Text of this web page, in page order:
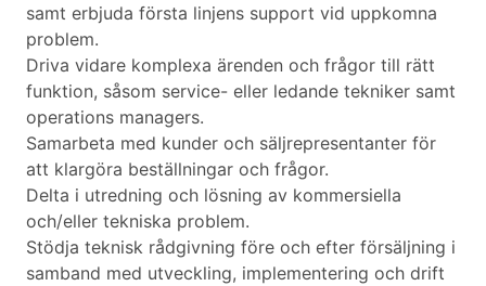
samt erbjuda första linjens support vid uppkomna
problem.
Driva vidare komplexa ärenden och frågor till rätt
funktion, såsom service- eller ledande tekniker samt
operations managers.
Samarbeta med kunder och säljrepresentanter för
att klargöra beställningar och frågor.
Delta i utredning och lösning av kommersiella
och/eller tekniska problem.
Stödja teknisk rådgivning före och efter försäljning i
samband med utveckling, implementering och drift